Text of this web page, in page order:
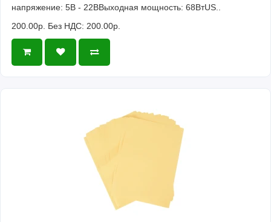
напряжение: 5В - 22ВВыходная мощность: 68ВтUS..
200.00р. Без НДС: 200.00р.